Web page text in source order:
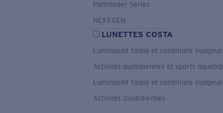
Pathfinder Series
NEXT-GEN
LUNETTES COSTA
Luminosité faible et conditions
Activités quotidiennes et sports
Luminosité faible et conditions
Activités Quotidiennes